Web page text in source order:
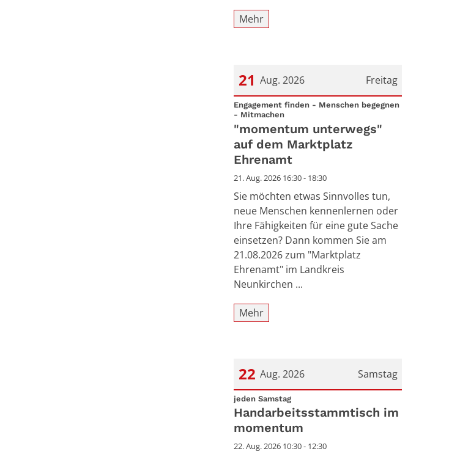
Mehr
Freitag
21 Aug. 2026
Datum: 21. August 2026
Engagement finden - Menschen begegnen
- Mitmachen:
"momentum unterwegs"
auf dem Marktplatz
Ehrenamt
21. Aug. 2026 16:30 - 18:30
Sie möchten etwas Sinnvolles tun,
neue Menschen kennenlernen oder
Ihre Fähigkeiten für eine gute Sache
einsetzen? Dann kommen Sie am
21.08.2026 zum "Marktplatz
Ehrenamt" im Landkreis
Neunkirchen ...
Mehr
Samstag
22 Aug. 2026
Datum: 22. August 2026
jeden Samstag:
Handarbeitsstammtisch im
momentum
22. Aug. 2026 10:30 - 12:30